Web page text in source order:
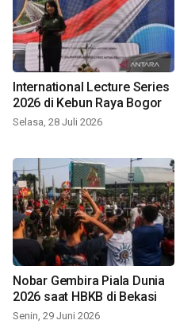
International Lecture Series
2026 di Kebun Raya Bogor
Selasa, 28 Juli 2026
Nobar Gembira Piala Dunia
2026 saat HBKB di Bekasi
Senin, 29 Juni 2026